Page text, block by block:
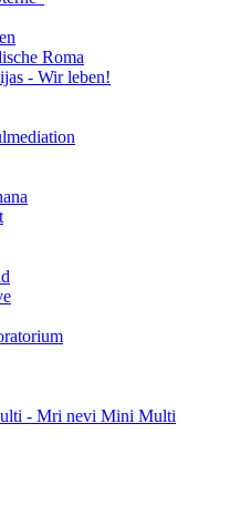
Roma
- Wir leben!
- Mri nevi Mini Multi